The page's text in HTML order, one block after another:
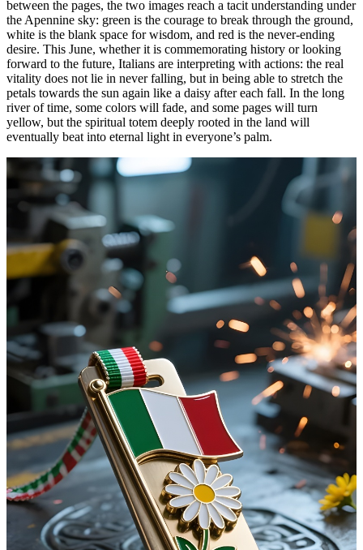
between the pages, the two images reach a tacit understanding under
the Apennine sky: green is the courage to break through the ground,
white is the blank space for wisdom, and red is the never-ending
desire. This June, whether it is commemorating history or looking
forward to the future, Italians are interpreting with actions: the real
vitality does not lie in never falling, but in being able to stretch the
petals towards the sun again like a daisy after each fall. In the long
river of time, some colors will fade, and some pages will turn
yellow, but the spiritual totem deeply rooted in the land will
eventually beat into eternal light in everyone’s palm.